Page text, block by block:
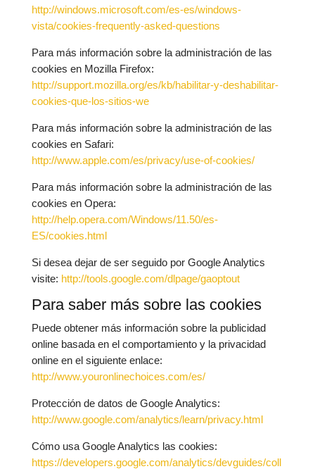
http://windows.microsoft.com/es-es/windows-
vista/cookies-frequently-asked-questions
Para más información sobre la administración de las
cookies en Mozilla Firefox:
http://support.mozilla.org/es/kb/habilitar-y-deshabilitar-
cookies-que-los-sitios-we
Para más información sobre la administración de las
cookies en Safari:
http://www.apple.com/es/privacy/use-of-cookies/
Para más información sobre la administración de las
cookies en Opera:
http://help.opera.com/Windows/11.50/es-
ES/cookies.html
Si desea dejar de ser seguido por Google Analytics
visite: http://tools.google.com/dlpage/gaoptout
Para saber más sobre las cookies
Puede obtener más información sobre la publicidad
online basada en el comportamiento y la privacidad
online en el siguiente enlace:
http://www.youronlinechoices.com/es/
Protección de datos de Google Analytics:
http://www.google.com/analytics/learn/privacy.html
Cómo usa Google Analytics las cookies:
https://developers.google.com/analytics/devguides/coll